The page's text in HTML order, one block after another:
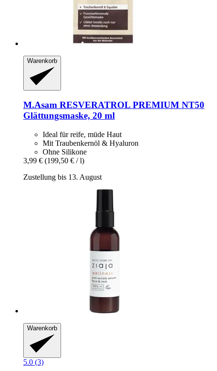
Warenkorb
M.Asam RESVERATROL PREMIUM NT50
Glättungsmaske, 20 ml
Ideal für reife, müde Haut
Mit Traubenkernöl & Hyaluron
Ohne Silikone
3,99 € (199,50 € / l)
Zustellung bis 13. August
Warenkorb
5.0 (3)